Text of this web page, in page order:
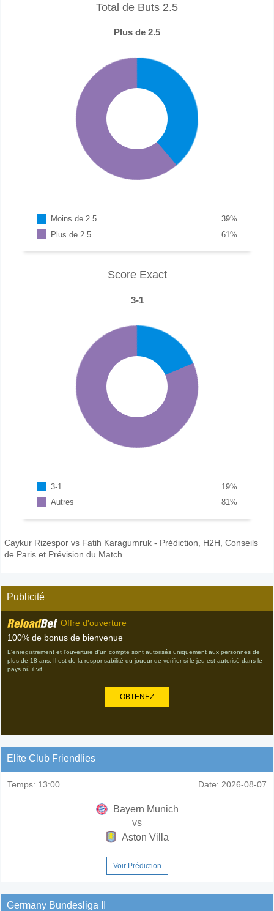
Total de Buts 2.5
Plus de 2.5
Moins de 2.5 %
39
Plus de 2.5
%
61
Score Exact
3-1
3-1 %
19
Autres
%
81
Caykur Rizespor vs Fatih Karagumruk - Prédiction, H2H, Conseils
de Paris et Prévision du Match
Publicité
Offre d'ouverture
100% de bonus de bienvenue
L'enregistrement et l'ouverture d'un compte sont autorisés uniquement aux personnes de
plus de 18 ans. Il est de la responsabilité du joueur de vérifier si le jeu est autorisé dans le
pays où il vit.
OBTENEZ
Elite Club Friendlies
Temps: 13:00 Date: 2026-08-07
Bayern Munich
vs
Aston Villa
Voir Prédiction
Germany Bundesliga II